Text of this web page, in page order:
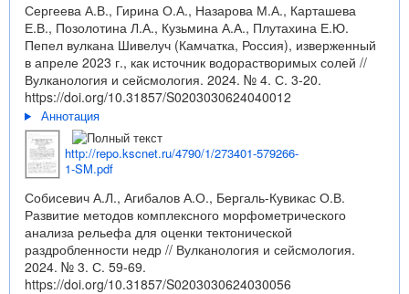
Сергеева А.В., Гирина О.А., Назарова М.А., Карташева
Е.В., Позолотина Л.А., Кузьмина А.А., Плутахина Е.Ю.
Пепел вулкана Шивелуч (Камчатка, Россия), изверженный
в апреле 2023 г., как источник водорастворимых солей //
Вулканология и сейсмология. 2024. № 4. С. 3-20.
https://doi.org/10.31857/S0203030624040012
Аннотация
http://repo.kscnet.ru/4790/1/273401-579266-
1-SM.pdf
Собисевич А.Л., Агибалов А.О., Бергаль-Кувикас О.В.
Развитие методов комплексного морфометрического
анализа рельефа для оценки тектонической
раздробленности недр // Вулканология и сейсмология.
2024. № 3. С. 59-69.
https://doi.org/10.31857/S0203030624030056